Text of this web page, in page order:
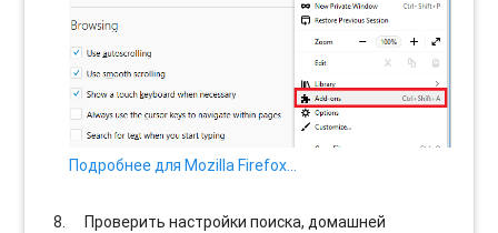
Подробнее для Mozilla Firefox…
Проверить настройки поиска, домашней